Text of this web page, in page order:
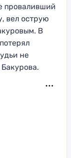
проваливший
вел острую
В
не